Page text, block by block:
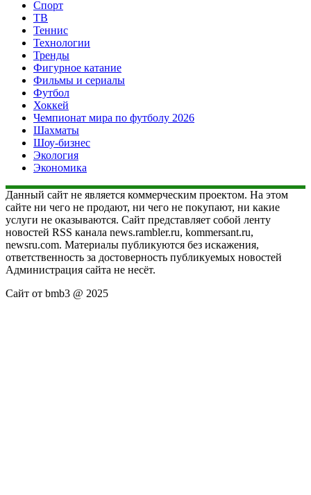
Спорт
ТВ
Теннис
Технологии
Тренды
Фигурное катание
Фильмы и сериалы
Футбол
Хоккей
Чемпионат мира по футболу 2026
Шахматы
Шоу-бизнес
Экология
Экономика
Данный сайт не является коммерческим проектом. На этом
сайте ни чего не продают, ни чего не покупают, ни какие
услуги не оказываются. Сайт представляет собой ленту
новостей RSS канала news.rambler.ru, kommersant.ru,
newsru.com. Материалы публикуются без искажения,
ответственность за достоверность публикуемых новостей
Администрация сайта не несёт.
Сайт от bmb3 @ 2025